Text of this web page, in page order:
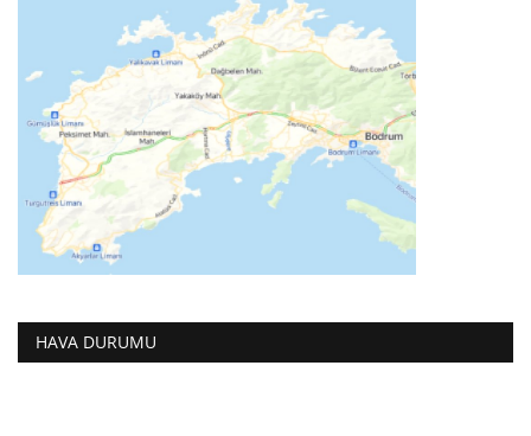
HAVA DURUMU